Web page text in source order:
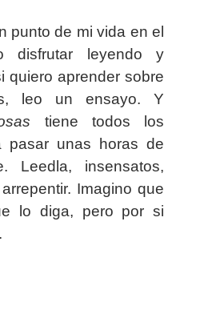
punto de mi vida en el
disfrutar leyendo y
quiero aprender sobre
leo un ensayo. Y
tiene todos los
pasar unas horas de
Leedla, insensatos,
Imagino que
lo diga, pero por si